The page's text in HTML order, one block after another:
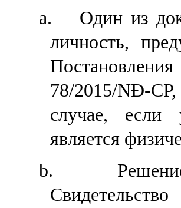
a. Одиниз
личность,
78/2015/NĐ-
случае, если
является
b.